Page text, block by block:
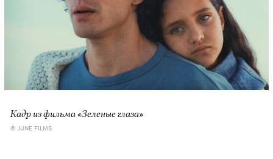
Кадр из фильма «Зеленые глаза»
© JUNE FILMS